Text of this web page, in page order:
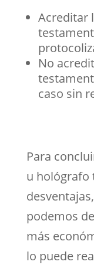
Acreditar
No
caso sin
Para
u hológrafo
podemos
más
lo puede